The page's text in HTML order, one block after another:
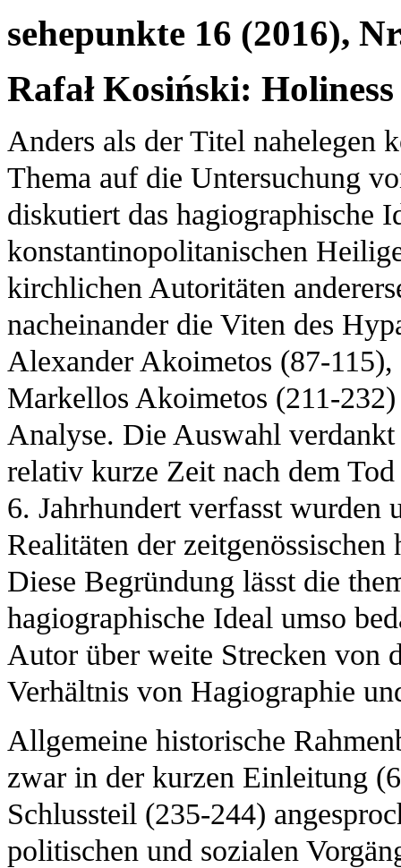
sehepunkte 16 (2016),
Rafał Kosiński:
Anders als der Titel nahelegen
Thema auf die Untersuchung
diskutiert das hagiographische
konstantinopolitanischen
kirchlichen Autoritäten
nacheinander die Viten des
Alexander Akoimetos (87-
Markellos Akoimetos (211-
Analyse. Die Auswahl verdankt
relativ kurze Zeit nach dem
6. Jahrhundert verfasst
Realitäten der
Diese Begründung lässt die
hagiographische Ideal umso
Autor über weite Strecken von
Verhältnis von Hagiographie
Allgemeine historische
zwar in der kurzen Einleitung
Schlussteil (235-244)
politischen und sozialen